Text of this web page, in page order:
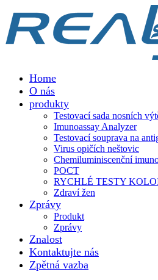
Home
O nás
produkty
Testovací sada nosních
Imunoassay Analyzer
Testovací souprava na
Virus opičích neštovic
Chemiluminiscenční
POCT
RYCHLÉ TESTY
Zdraví žen
Zprávy
Produkt
Zprávy
Znalost
Kontaktujte nás
Zpětná vazba